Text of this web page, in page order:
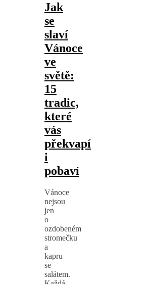
Jak
se
slaví
Vánoce
ve
světě:
15
tradic,
které
vás
překvapí
i
pobaví
Vánoce
nejsou
jen
o
ozdobeném
stromečku
a
kapru
se
salátem.